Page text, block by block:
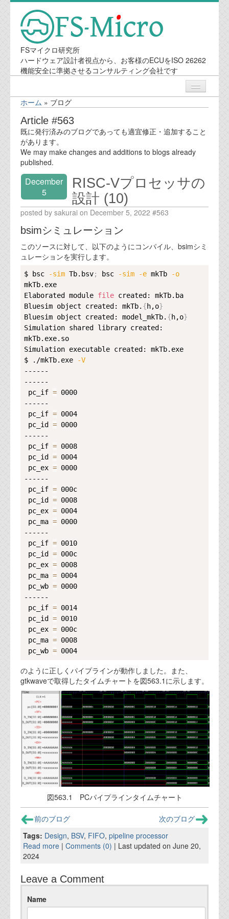
FSマイクロ研究所
ハードウェア設計者視点から、お客様のECUをISO 26262
機能安全に準拠させるコンサルティング会社です
ニュース
業務内容
会社案内
会社概要
オフィス
実績
ブログ
機能安全ブログ
設計ブログ
外部投稿記事
ブログテーマ
技術文書
ご希望の方は、お問い合わせページから
資料閲覧パスワードをお問い合わせ頂き
ログインをお願い致します。アカウント
名は"opendocument"です。
機能安全用語集
設計用語集
オンラインショップ
お問い合わせ
FAQ
お問い合わせフォーム
ホーム » ブログ
Article #563
既に発行済みのブログであっても適宜修正・追加すること
があります。
We may make changes and additions to blogs already
published.
December
5
RISC-Vプロセッサの
設計 (10)
posted by sakurai on December 5, 2022 #563
bsimシミュレーション
このソースに対して、以下のようにコンパイル、bsimシミ
ュレーションを実行します。
$ bsc -sim Tb.bsv; bsc -sim -e mkTb
-o
mkTb.exe
Elaborated module file created: mkTb.ba
Bluesim object created: mkTb. {h,o}
Bluesim object created: model_mkTb. {h,o}
Simulation shared library created:
mkTb.exe.so
Simulation executable created: mkTb.exe
$ ./mkTb.exe
-V
------
------
pc_if = 0000
------
pc_if = 0004
pc_id = 0000
------
pc_if = 0008
pc_id = 0004
pc_ex = 0000
------
pc_if = 000c
pc_id = 0008
pc_ex = 0004
pc_ma = 0000
------
pc_if = 0010
pc_id = 000c
pc_ex = 0008
pc_ma = 0004
pc_wb = 0000
------
pc_if = 0014
pc_id = 0010
pc_ex = 000c
pc_ma = 0008
pc_wb =
のように正しくパイプラインが動作しました。また、
gtkwaveで取得したタイムチャートを図563.1に示します。
図563.1 PCパイプラインタイムチャート
前のブログ
次のブログ
Tags: Design, BSV, FIFO, pipeline processor
Read more | Comments (0) | Last updated on June 20,
2024
Leave a Comment
Name